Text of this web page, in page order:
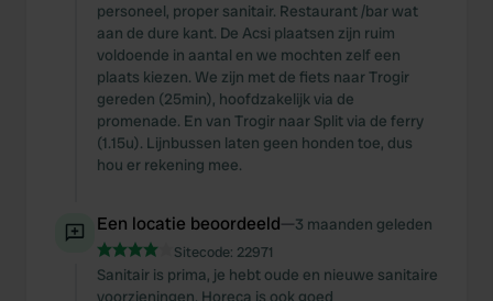
personeel, proper sanitair. Restaurant /bar wat
aan de dure kant. De Acsi plaatsen zijn ruim
voldoende in aantal en we mochten zelf een
plaats kiezen. We zijn met de fiets naar Trogir
gereden (25min), hoofdzakelijk via de
promenade. En van Trogir naar Split via de ferry
(1.15u). Lijnbussen laten geen honden toe, dus
hou er rekening mee.
Een locatie beoordeeld—3 maanden geleden
Sitecode: 22971
Sanitair is prima, je hebt oude en nieuwe sanitaire
voorzieningen. Horeca is ook goed